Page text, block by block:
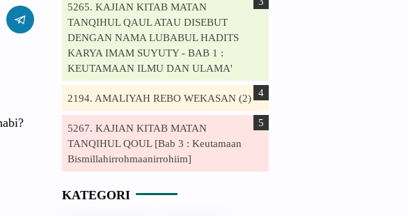
5265. KAJIAN KITAB MATAN
TANQIHUL QAUL ATAU DISEBUT
DENGAN NAMA LUBABUL HADITS
KARYA IMAM SUYUTY - BAB 1 :
KEUTAMAAN ILMU DAN ULAMA'
2194. AMALIYAH REBO WEKASAN (2)
5267. KAJIAN KITAB MATAN
TANQIHUL QOUL [Bab 3 : Keutamaan
Bismillahirrohmaanirrohiim]
KATEGORI